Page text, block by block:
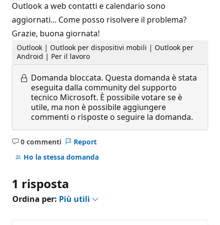
Outlook a web contatti e calendario sono
aggiornati... Come posso risolvere il problema?
Grazie, buona giornata!
Outlook | Outlook per dispositivi mobili | Outlook per
Android | Per il lavoro
Domanda bloccata. Questa domanda è stata
eseguita dalla community del supporto
tecnico Microsoft. È possibile votare se è
utile, ma non è possibile aggiungere
commenti o risposte o seguire la domanda.
0 commenti
Nessun
commento
Report
Ho la stessa domanda
1 risposta
Ordina per: Più utili